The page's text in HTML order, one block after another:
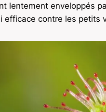
lentement enveloppés
efficace contre les petits